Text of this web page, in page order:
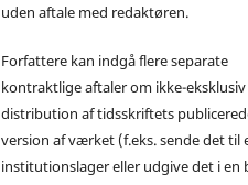
uden aftale med redaktøren.
Forfattere kan indgå flere separate
kontraktlige aftaler om ikke-eksklusiv
distribution af tidsskriftets
version af værket (f.eks. sende det til
institutionslager eller udgive det i en